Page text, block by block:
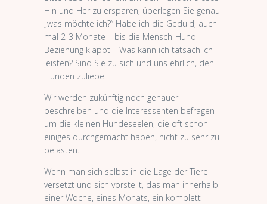
Hin und Her zu ersparen, überlegen Sie genau
„was möchte ich?“ Habe ich die Geduld, auch
mal 2-3 Monate – bis die Mensch-Hund-
Beziehung klappt – Was kann ich tatsächlich
leisten? Sind Sie zu sich und uns ehrlich, den
Hunden zuliebe.
Wir werden zukünftig noch genauer
beschreiben und die Interessenten befragen
um die kleinen Hundeseelen, die oft schon
einiges durchgemacht haben, nicht zu sehr zu
belasten.
Wenn man sich selbst in die Lage der Tiere
versetzt und sich vorstellt, das man innerhalb
einer Woche, eines Monats, ein komplett